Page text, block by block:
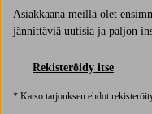
Asiakkaana meillä olet
jännittäviä uutisia ja paljon
Rekisteröidy itse
* Katso tarjouksen ehdot